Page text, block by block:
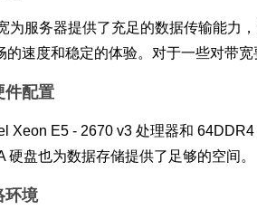
为服务器提供了充足的数据传输能力
的速度和稳定的体验。对于一些对带
件配置
Xeon E5 - 2670 v3 处理器和 64
硬盘也为数据存储提供了足够的空间。
环境